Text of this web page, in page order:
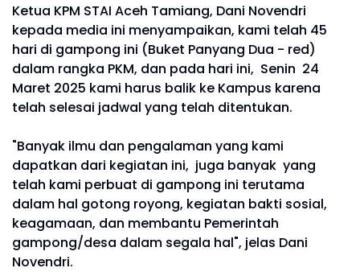
Ketua KPM STAI Aceh Tamiang, Dani Novendri
kepada media ini menyampaikan, kami telah 45
hari di gampong ini (Buket Panyang Dua - red)
dalam rangka PKM, dan pada hari ini, Senin 24
Maret 2025 kami harus balik ke Kampus karena
telah selesai jadwal yang telah ditentukan.
"Banyak ilmu dan pengalaman yang kami
dapatkan dari kegiatan ini, juga banyak yang
telah kami perbuat di gampong ini terutama
dalam hal gotong royong, kegiatan bakti sosial,
keagamaan, dan membantu Pemerintah
gampong/desa dalam segala hal", jelas Dani
Novendri.